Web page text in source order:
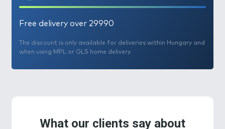
Free delivery over 29990
The discount is only available for deliveries within Hungary and
when using MPL or GLS home delivery.